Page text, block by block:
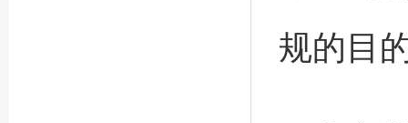
规的目